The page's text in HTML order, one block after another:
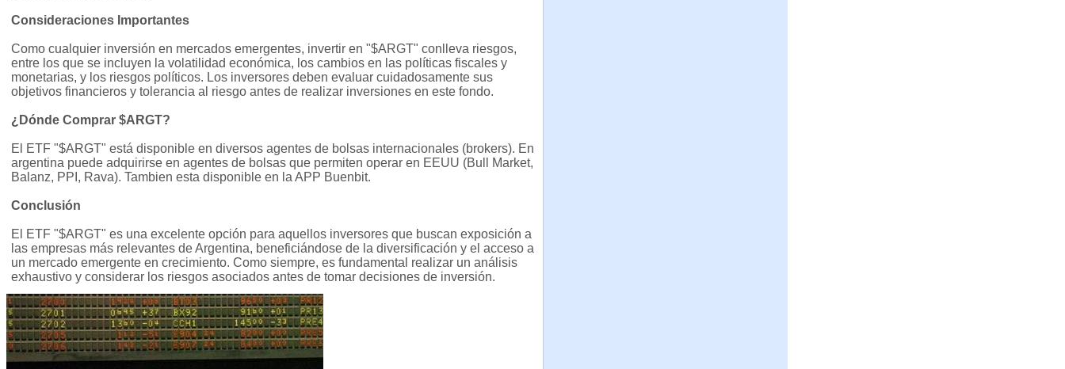
Consideraciones Importantes
Como cualquier inversión en mercados emergentes, invertir en "$ARGT" conlleva riesgos,
entre los que se incluyen la volatilidad económica, los cambios en las políticas fiscales y
monetarias, y los riesgos políticos. Los inversores deben evaluar cuidadosamente sus
objetivos financieros y tolerancia al riesgo antes de realizar inversiones en este fondo.
¿Dónde Comprar $ARGT?
El ETF "$ARGT" está disponible en diversos agentes de bolsas internacionales (brokers). En
argentina puede adquirirse en agentes de bolsas que permiten operar en EEUU (Bull Market,
Balanz, PPI, Rava). Tambien esta disponible en la APP Buenbit.
Conclusión
El ETF "$ARGT" es una excelente opción para aquellos inversores que buscan exposición a
las empresas más relevantes de Argentina, beneficiándose de la diversificación y el acceso a
un mercado emergente en crecimiento. Como siempre, es fundamental realizar un análisis
exhaustivo y considerar los riesgos asociados antes de tomar decisiones de inversión.